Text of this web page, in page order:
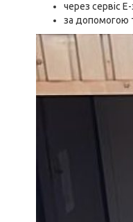
через сервіс
за допомогою